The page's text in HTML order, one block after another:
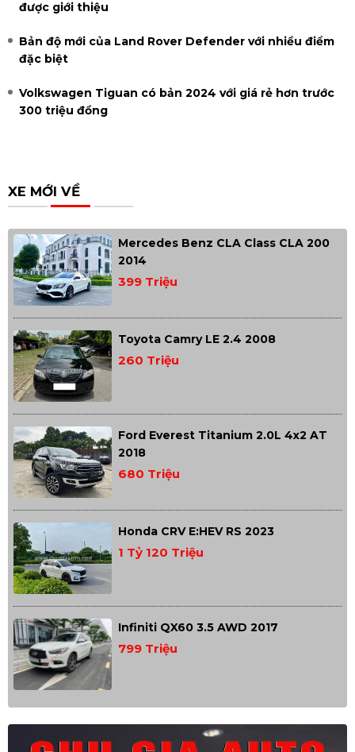
được giới thiệu
Bản độ mới của Land Rover Defender với nhiều điểm
đặc biệt
Volkswagen Tiguan có bản 2024 với giá rẻ hơn trước
300 triệu đồng
XE MỚI VỀ
Mercedes Benz CLA Class CLA 200
2014
399 Triệu
Toyota Camry LE 2.4 2008
260 Triệu
Ford Everest Titanium 2.0L 4x2 AT
2018
680 Triệu
Honda CRV E:HEV RS 2023
1 Tỷ 120 Triệu
Infiniti QX60 3.5 AWD 2017
799 Triệu